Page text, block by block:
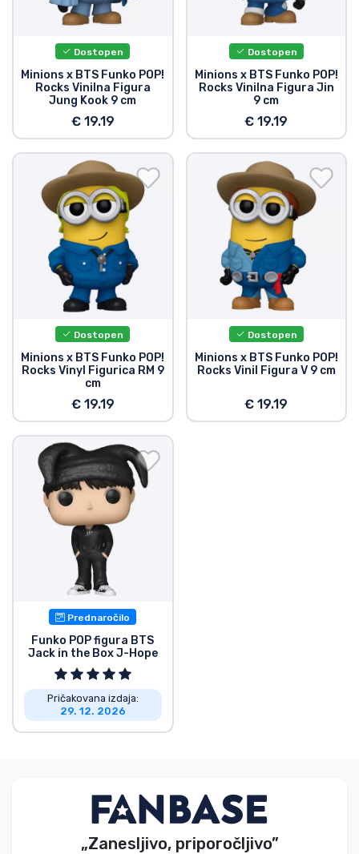
Dostopen
Minions x BTS Funko POP!
Rocks Vinilna Figura
Jung Kook 9 cm
€ 19.19
Dostopen
Minions x BTS Funko POP!
Rocks Vinilna Figura Jin
9 cm
€ 19.19
Dostopen
Minions x BTS Funko POP!
Rocks Vinyl Figurica RM 9
cm
€ 19.19
Dostopen
Minions x BTS Funko POP!
Rocks Vinil Figura V 9 cm
€ 19.19
Prednaročilo
Funko POP figura BTS
Jack in the Box J-Hope
Pričakovana izdaja:
29. 12. 2026
„Zanesljivo, priporočljivo”